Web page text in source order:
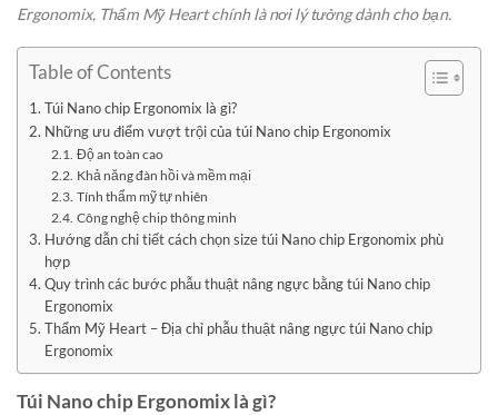
Ergonomix, Thẩm Mỹ Heart chính là nơi lý tưởng dành cho bạn.
Table of Contents
Túi Nano chip Ergonomix là gì?
Những ưu điểm vượt trội của túi Nano chip Ergonomix
Độ an toàn cao
Khả năng đàn hồi và mềm mại
Tính thẩm mỹ tự nhiên
Công nghệ chip thông minh
Hướng dẫn chi tiết cách chọn size túi Nano chip Ergonomix phù
hợp
Quy trình các bước phẫu thuật nâng ngực bằng túi Nano chip
Ergonomix
Thẩm Mỹ Heart – Địa chỉ phẫu thuật nâng ngực túi Nano chip
Ergonomix
Túi Nano chip Ergonomix là gì?